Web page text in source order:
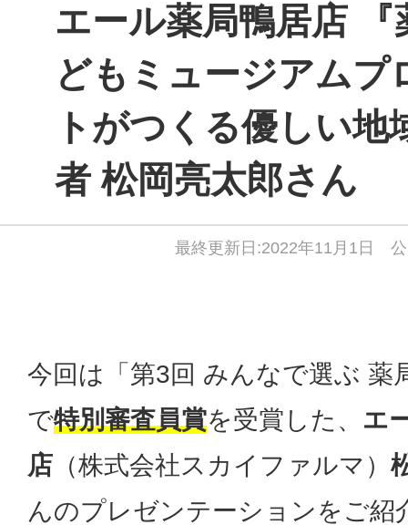
エール薬局鴨居店 『
どもミュージアムプ
トがつくる優しい地
者 松岡亮太郎さん
最終更新日:2022年11月1日
今回は「第3回 みんなで選ぶ 薬
で特別審査員賞を受賞した、 エ
店 （株式会社スカイファルマ）
んのプレゼンテーションをご紹